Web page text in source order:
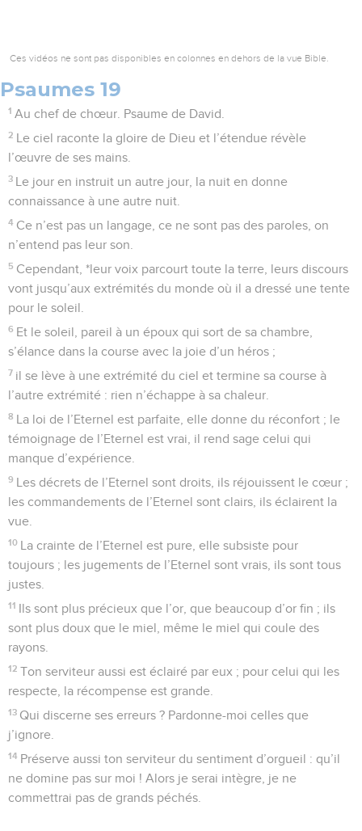
Ces vidéos ne sont pas disponibles en colonnes en dehors de la vue Bible.
Psaumes 19
1 Au chef de chœur. Psaume de David.
2 Le ciel raconte la gloire de Dieu et l’étendue révèle
l’œuvre de ses mains.
3 Le jour en instruit un autre jour, la nuit en donne
connaissance à une autre nuit.
4 Ce n’est pas un langage, ce ne sont pas des paroles, on
n’entend pas leur son.
5 Cependant, *leur voix parcourt toute la terre, leurs discours
vont jusqu’aux extrémités du monde où il a dressé une tente
pour le soleil.
6 Et le soleil, pareil à un époux qui sort de sa chambre,
s’élance dans la course avec la joie d’un héros ;
7 il se lève à une extrémité du ciel et termine sa course à
l’autre extrémité : rien n’échappe à sa chaleur.
8 La loi de l’Eternel est parfaite, elle donne du réconfort ; le
témoignage de l’Eternel est vrai, il rend sage celui qui
manque d’expérience.
9 Les décrets de l’Eternel sont droits, ils réjouissent le cœur ;
les commandements de l’Eternel sont clairs, ils éclairent la
vue.
10 La crainte de l’Eternel est pure, elle subsiste pour
toujours ; les jugements de l’Eternel sont vrais, ils sont tous
justes.
11 Ils sont plus précieux que l’or, que beaucoup d’or fin ; ils
sont plus doux que le miel, même le miel qui coule des
rayons.
12 Ton serviteur aussi est éclairé par eux ; pour celui qui les
respecte, la récompense est grande.
13 Qui discerne ses erreurs ? Pardonne-moi celles que
j’ignore.
14 Préserve aussi ton serviteur du sentiment d’orgueil : qu’il
ne domine pas sur moi ! Alors je serai intègre, je ne
commettrai pas de grands péchés.